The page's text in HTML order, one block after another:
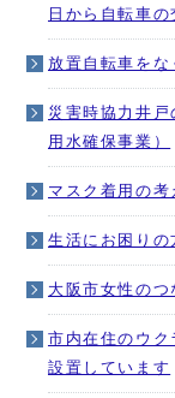
日から自転車
放置自転車をな
災害時協力井
用水確保事業）
マスク着用の
生活にお困り
大阪市女性の
市内在住のウ
設置しています